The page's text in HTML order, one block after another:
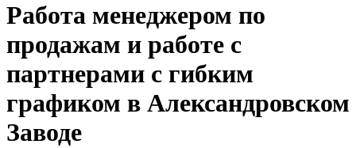
Работа менеджером по
продажам и работе с
партнерами с гибким
графиком в Александровском
Заводе